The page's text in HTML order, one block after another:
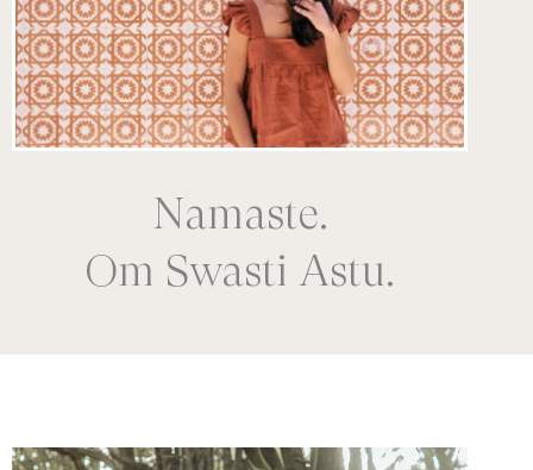
Namaste.
Om Swasti Astu.